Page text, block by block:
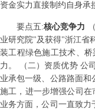
资金实力直接制约自身承
要点五:核心竞争力
业研究院"及获得"浙江省
装工程绿色施工技术、
力。 （二）资质优势 公
业承包一级、公路路面
施工，进一步增强公司
业务方面，公司一直致